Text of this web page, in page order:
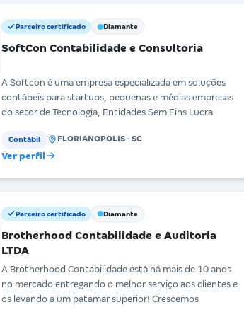
Parceiro certificado Diamante
SoftCon Contabilidade e Consultoria
A Softcon é uma empresa especializada em soluções
contábeis para startups, pequenas e médias empresas
do setor de Tecnologia, Entidades Sem Fins Lucra
Contábil FLORIANOPOLIS · SC
Ver perfil
Parceiro certificado Diamante
Brotherhood Contabilidade e Auditoria
LTDA
A Brotherhood Contabilidade está há mais de 10 anos
no mercado entregando o melhor serviço aos clientes e
os levando a um patamar superior! Crescemos